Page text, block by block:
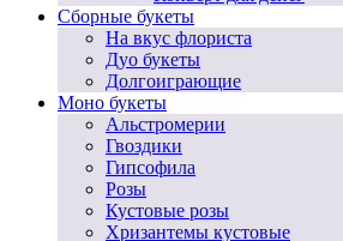
Сборные букеты
На вкус флориста
Дуо букеты
Долгоиграющие
Моно букеты
Альстромерии
Гвоздики
Гипсофила
Розы
Кустовые розы
Хризантемы кустовые